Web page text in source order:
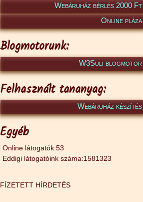
Webáruház bérlés 2000 Ft
Online pláza
Blogmotorunk:
W3Suli blogmotor
Felhasznált tananyag:
Webáruház készítés
Egyéb
Online látogatók:53
Eddigi látogatóink száma:1581323
FÍZETETT HÍRDETÉS